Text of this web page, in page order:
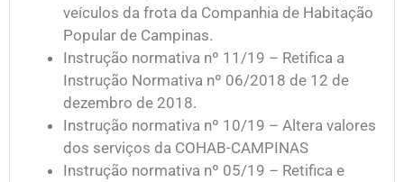
veículos da frota da Companhia de Habitação
Popular de Campinas.
Instrução normativa nº 11/19 – Retifica a
Instrução Normativa nº 06/2018 de 12 de
dezembro de 2018.
Instrução normativa nº 10/19 – Altera valores
dos serviços da COHAB-CAMPINAS
Instrução normativa nº 05/19 – Retifica e